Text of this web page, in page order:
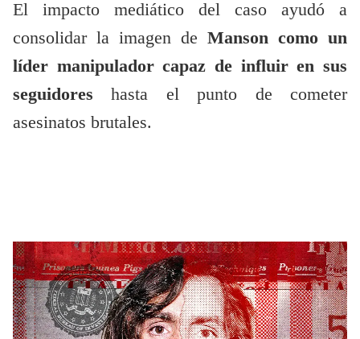
El impacto mediático del caso ayudó a
consolidar la imagen de Manson como un
líder manipulador capaz de influir en sus
seguidores hasta el punto de cometer
asesinatos brutales.